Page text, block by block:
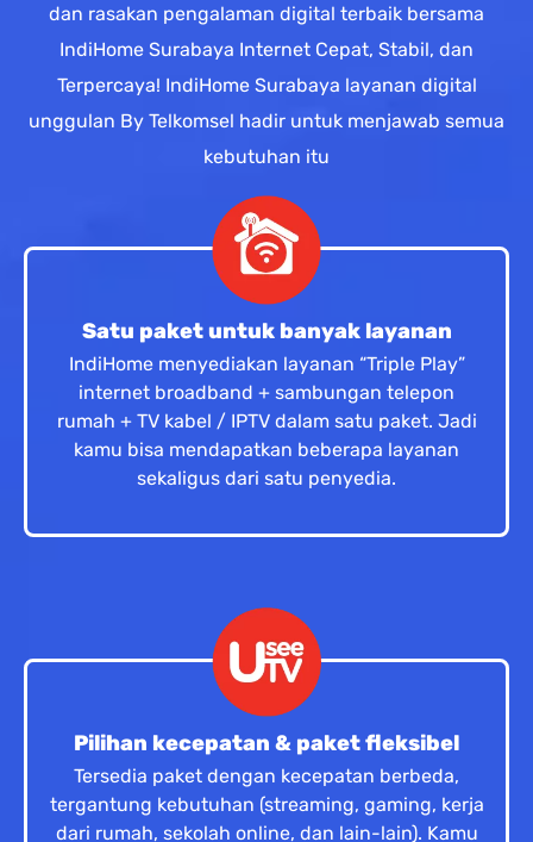
dan rasakan pengalaman digital terbaik bersama
IndiHome Surabaya Internet Cepat, Stabil, dan
Terpercaya! IndiHome Surabaya layanan digital
unggulan By Telkomsel hadir untuk menjawab semua
kebutuhan itu
Satu paket untuk banyak layanan
IndiHome menyediakan layanan “Triple Play”
internet broadband + sambungan telepon
rumah + TV kabel / IPTV dalam satu paket. Jadi
kamu bisa mendapatkan beberapa layanan
sekaligus dari satu penyedia.
Pilihan kecepatan & paket fleksibel
Tersedia paket dengan kecepatan berbeda,
tergantung kebutuhan (streaming, gaming, kerja
dari rumah, sekolah online, dan lain-lain). Kamu